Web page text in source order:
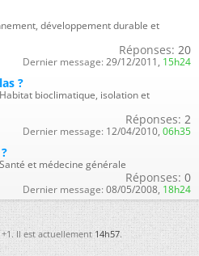
développement durable et
Réponses: 20
Dernier message: 29/12/2011, 15h24
?
bioclimatique, isolation et
Réponses: 2
Dernier message: 12/04/2010, 06h35
et médecine générale
Réponses: 0
Dernier message: 08/05/2008, 18h24
Il est actuellement14h57.